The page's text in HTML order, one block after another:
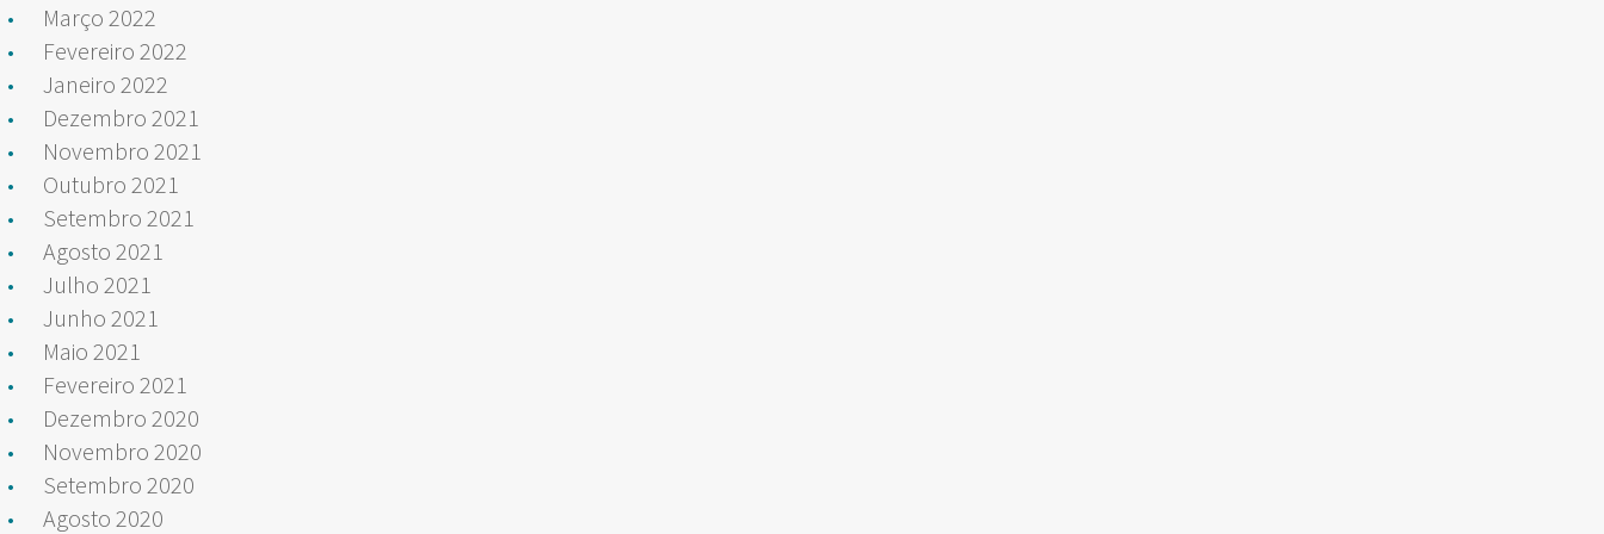
Março 2022
Fevereiro 2022
Janeiro 2022
Dezembro 2021
Novembro 2021
Outubro 2021
Setembro 2021
Agosto 2021
Julho 2021
Junho 2021
Maio 2021
Fevereiro 2021
Dezembro 2020
Novembro 2020
Setembro 2020
Agosto 2020